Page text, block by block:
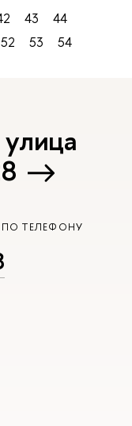
43
44
52 53
54
ТЕЛЕФОНУ